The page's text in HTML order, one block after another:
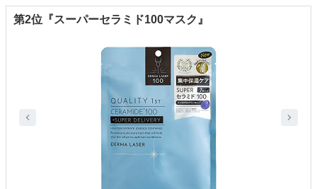
第2位『スーパーセラミド100マスク』